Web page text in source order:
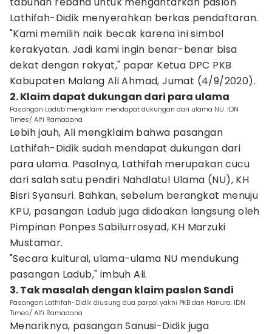
Lathifah-Didik menyerahkan berkas pendaftaran.
"Kami memilih naik becak karena ini simbol
kerakyatan. Jadi kami ingin benar-benar bisa
dekat dengan rakyat," papar Ketua DPC PKB
Kabupaten Malang Ali Ahmad, Jumat (4/9/2020).
2. Klaim dapat dukungan dari para ulama
Pasangan Ladub mengklaim mendapat dukungan dari ulama NU. IDN
Times/ Alfi Ramadana
Lebih jauh, Ali mengklaim bahwa pasangan
Lathifah-Didik sudah mendapat dukungan dari
para ulama. Pasalnya, Lathifah merupakan cucu
dari salah satu pendiri Nahdlatul Ulama (NU), KH
Bisri Syansuri. Bahkan, sebelum berangkat menuju
KPU, pasangan Ladub juga didoakan langsung oleh
Pimpinan Ponpes Sabilurrosyad, KH Marzuki
Mustamar.
"Secara kultural, ulama-ulama NU mendukung
pasangan Ladub," imbuh Ali.
3. Tak masalah dengan klaim paslon Sandi
Pasangan Lathifah-Didik diusung dua parpol yakni PKB dan Hanura. IDN
Times/ Alfi Ramadana
Menariknya, pasangan Sanusi-Didik juga